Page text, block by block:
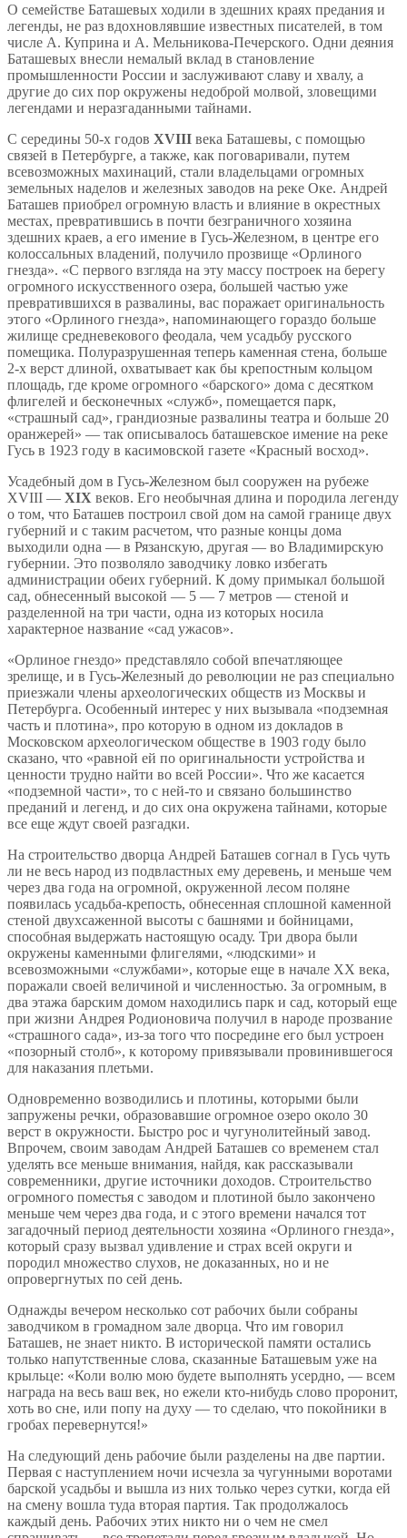
О семействе Баташевых ходили в здешних краях предания и
легенды, не раз вдохновлявшие известных писателей, в том
числе А. Куприна и А. Мельникова-Печерского. Одни деяния
Баташевых внесли немалый вклад в становление
промышленности России и заслуживают славу и хвалу, а
другие до сих пор окружены недоброй молвой, зловещими
легендами и неразгаданными тайнами.
С середины 50-х годов XVIII века Баташевы, с помощью
связей в Петербурге, а также, как поговаривали, путем
всевозможных махинаций, стали владельцами огромных
земельных наделов и железных заводов на реке Оке. Андрей
Баташев приобрел огромную власть и влияние в окрестных
местах, превратившись в почти безграничного хозяина
здешних краев, а его имение в Гусь-Железном, в центре его
колоссальных владений, получило прозвище «Орлиного
гнезда». «С первого взгляда на эту массу построек на берегу
огромного искусственного озера, большей частью уже
превратившихся в развалины, вас поражает оригинальность
этого «Орлиного гнезда», напоминающего гораздо больше
жилище средневекового феодала, чем усадьбу русского
помещика. Полуразрушенная теперь каменная стена, больше
2-х верст длиной, охватывает как бы крепостным кольцом
площадь, где кроме огромного «барского» дома с десятком
флигелей и бесконечных «служб», помещается парк,
«страшный сад», грандиозные развалины театра и больше 20
оранжерей» — так описывалось баташевское имение на реке
Гусь в 1923 году в касимовской газете «Красный восход».
Усадебный дом в Гусь-Железном был сооружен на рубеже
XVIII — XIX веков. Его необычная длина и породила легенду
о том, что Баташев построил свой дом на самой границе двух
губерний и с таким расчетом, что разные концы дома
выходили одна — в Рязанскую, другая — во Владимирскую
губернии. Это позволяло заводчику ловко избегать
администрации обеих губерний. К дому примыкал большой
сад, обнесенный высокой — 5 — 7 метров — стеной и
разделенной на три части, одна из которых носила
характерное название «сад ужасов».
«Орлиное гнездо» представляло собой впечатляющее
зрелище, и в Гусь-Железный до революции не раз специально
приезжали члены археологических обществ из Москвы и
Петербурга. Особенный интерес у них вызывала «подземная
часть и плотина», про которую в одном из докладов в
Московском археологическом обществе в 1903 году было
сказано, что «равной ей по оригинальности устройства и
ценности трудно найти во всей России». Что же касается
«подземной части», то с ней-то и связано большинство
преданий и легенд, и до сих она окружена тайнами, которые
все еще ждут своей разгадки.
На строительство дворца Андрей Баташев согнал в Гусь чуть
ли не весь народ из подвластных ему деревень, и меньше чем
через два года на огромной, окруженной лесом поляне
появилась усадьба-крепость, обнесенная сплошной каменной
стеной двухсаженной высоты с башнями и бойницами,
способная выдержать настоящую осаду. Три двора были
окружены каменными флигелями, «людскими» и
всевозможными «службами», которые еще в начале ХХ века,
поражали своей величиной и численностью. За огромным, в
два этажа барским домом находились парк и сад, который еще
при жизни Андрея Родионовича получил в народе прозвание
«страшного сада», из-за того что посредине его был устроен
«позорный столб», к которому привязывали провинившегося
для наказания плетьми.
Одновременно возводились и плотины, которыми были
запружены речки, образовавшие огромное озеро около 30
верст в окружности. Быстро рос и чугунолитейный завод.
Впрочем, своим заводам Андрей Баташев со временем стал
уделять все меньше внимания, найдя, как рассказывали
современники, другие источники доходов. Строительство
огромного поместья с заводом и плотиной было закончено
меньше чем через два года, и с этого времени начался тот
загадочный период деятельности хозяина «Орлиного гнезда»,
который сразу вызвал удивление и страх всей округи и
породил множество слухов, не доказанных, но и не
опровергнутых по сей день.
Однажды вечером несколько сот рабочих были собраны
заводчиком в громадном зале дворца. Что им говорил
Баташев, не знает никто. В исторической памяти остались
только напутственные слова, сказанные Баташевым уже на
крыльце: «Коли волю мою будете выполнять усердно, — всем
награда на весь ваш век, но ежели кто-нибудь слово проронит,
хоть во сне, или попу на духу — то сделаю, что покойники в
гробах перевернутся!»
На следующий день рабочие были разделены на две партии.
Первая с наступлением ночи исчезла за чугунными воротами
барской усадьбы и вышла из них только через сутки, когда ей
на смену вошла туда вторая партия. Так продолжалось
каждый день. Рабочих этих никто ни о чем не смел